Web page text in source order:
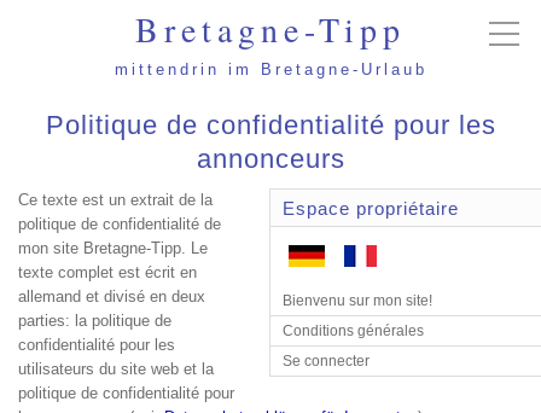
Bretagne-Tipp
mittendrin im Bretagne-Urlaub
Politique de confidentialité pour les
annonceurs
Espace propriétaire
Bienvenu sur mon site!
Conditions générales
Se connecter
Ce texte est un extrait de la
politique de confidentialité de
mon site Bretagne-Tipp. Le
texte complet est écrit en
allemand et divisé en deux
parties: la politique de
confidentialité pour les
utilisateurs du site web et la
politique de confidentialité pour